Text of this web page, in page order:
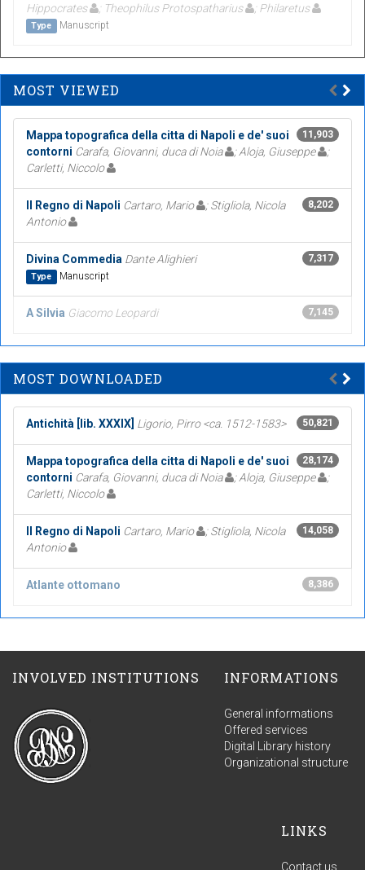
Hippocrates
; Theophilus Protospatharius ; Philaretus
Type Manuscript
MOST VIEWED
11,903
Mappa topografica della citta di Napoli e de' suoi
contorni Carafa, Giovanni, duca di Noia ; Aloja, Giuseppe
;
Carletti, Niccolo
8,202
Il Regno di Napoli Cartaro, Mario
; Stigliola, Nicola
Antonio
7,317
Divina Commedia Dante Alighieri
Type Manuscript
7,145
A Silvia Giacomo Leopardi
MOST DOWNLOADED
50,821
Antichità [lib. XXXIX] Ligorio, Pirro <ca. 1512-1583>
28,174
Mappa topografica della citta di Napoli e de' suoi
contorni Carafa, Giovanni, duca di Noia ; Aloja, Giuseppe
;
Carletti, Niccolo
14,058
Il Regno di Napoli Cartaro, Mario
; Stigliola, Nicola
Antonio
8,386
Atlante ottomano
INVOLVED INSTITUTIONS INFORMATIONS
General informations
Offered services
Digital Library history
Organizational structure
LINKS
Contact us